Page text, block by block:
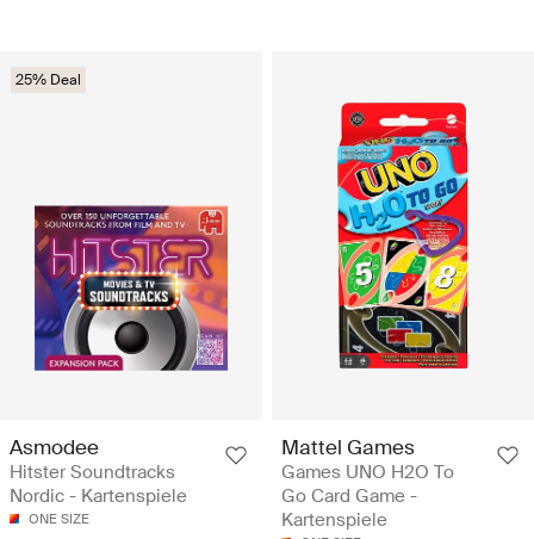
25% Deal
Asmodee
Hitster Soundtracks
Nordic - Kartenspiele
ONE SIZE
Mattel Games
Games UNO H2O To
Go Card Game -
Kartenspiele